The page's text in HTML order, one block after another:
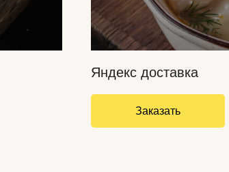
Яндекс доставка
Заказать